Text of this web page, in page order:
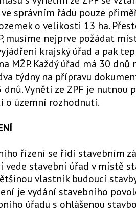
správním řádu pouze
o velikosti 13 ha.
musíme nejprve požádat
krajský úřad a pak
MŽP. Každý úřad má 30 dnů
týdny na přípravu
dnů. Vynětí ze ZPF je nutnou
o územní rozhodnutí.
řízení se řídí stavebním
vede stavební úřad v místě
vlastník budoucí
je vydání stavebního
úřadu s ohlášenou